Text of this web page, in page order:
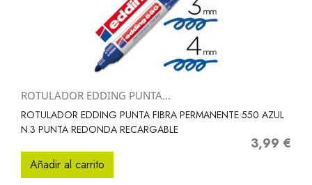
ROTULADOR EDDING PUNTA...
ROTULADOR EDDING PUNTA FIBRA PERMANENTE 550 AZUL
N.3 PUNTA REDONDA RECARGABLE
Precio
3,99 €
Añadir al carrito